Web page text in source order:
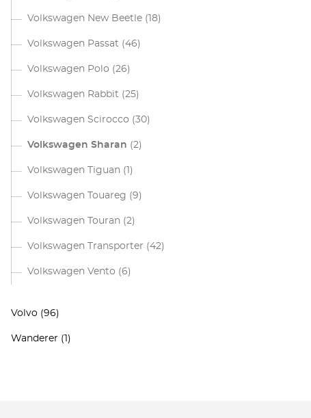
Volkswagen New Beetle (18)
Volkswagen Passat (46)
Volkswagen Polo (26)
Volkswagen Rabbit (25)
Volkswagen Scirocco (30)
Volkswagen Sharan (2)
Volkswagen Tiguan (1)
Volkswagen Touareg (9)
Volkswagen Touran (2)
Volkswagen Transporter (42)
Volkswagen Vento (6)
Volvo (96)
Wanderer (1)